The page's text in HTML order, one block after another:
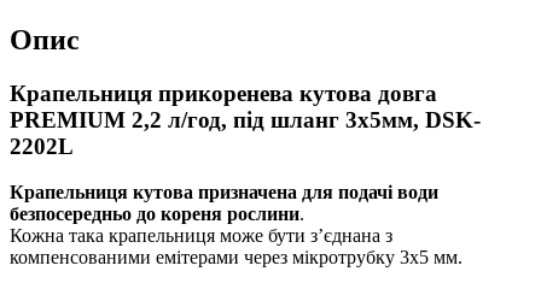
Опис
Крапельниця прикоренева кутова довга
PREMIUM 2,2 л/год, під шланг 3х5мм, DSK-
2202L
Крапельниця кутова призначена для подачі води
безпосередньо до кореня рослини.
Кожна така крапельниця може бути з’єднана з
компенсованими емітерами через мікротрубку 3х5 мм.